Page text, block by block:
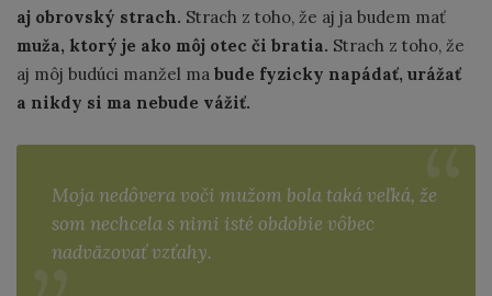
aj obrovský strach. Strach z toho, že aj ja budem mať
muža, ktorý je ako môj otec či bratia. Strach z toho, že
aj môj budúci manžel ma bude fyzicky napádať, urážať
a nikdy si ma nebude vážiť.
Moja nedôvera voči mužom bola taká veľká, že
som nechcela s nimi isté obdobie vôbec
nadväzovať vzťahy.